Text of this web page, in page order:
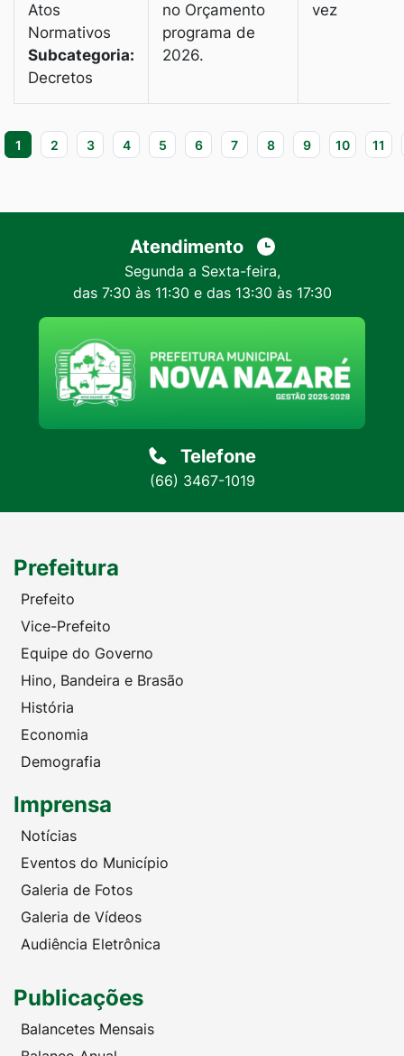
Atos
Normativos
Subcategoria:
Decretos
no Orçamento
programa de
2026.
vez
1 2 3 4 5 6 7 8 9 10 11
Atendimento
Segunda a Sexta-feira,
das 7:30 às 11:30 e das 13:30 às 17:30
Telefone
(66) 3467-1019
Prefeitura
Prefeito
Vice-Prefeito
Equipe do Governo
Hino, Bandeira e Brasão
História
Economia
Demografia
Imprensa
Notícias
Eventos do Município
Galeria de Fotos
Galeria de Vídeos
Audiência Eletrônica
Publicações
Balancetes Mensais